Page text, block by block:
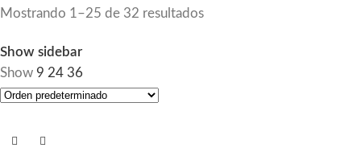
Mostrando 1–25 de 32 resultados
Show sidebar
Show 9 24 36